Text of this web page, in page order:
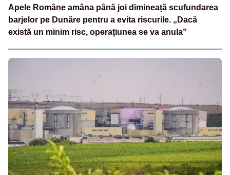
Apele Române amâna până joi dimineață scufundarea
barjelor pe Dunăre pentru a evita riscurile. „Dacă
există un minim risc, operațiunea se va anula”